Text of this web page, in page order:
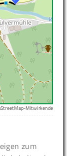
Mitwirkende
zum